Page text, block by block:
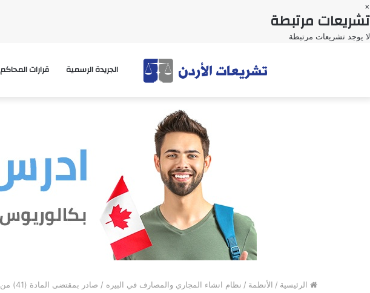
×
تشريعات مرتبطة
لا يوجد تشريعات مرتبطة
قرارات المحاكم الجريدة الرسمية
الرئيسية / الأنظمة / نظام انشاء المجاري والمصارف في البيره / صادر بمقتضى المادة (41) من قانون البلديات رقم (29) لسنة 1955